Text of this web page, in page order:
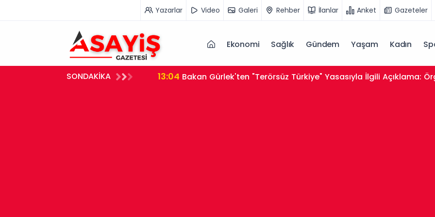
Yazarlar Video Galeri Rehber İlanlar Anket Gazeteler
Ekonomi Sağlık Gündem Yaşam Kadın
SONDAKİKA
Milyar Dolar Hasılat 13:04